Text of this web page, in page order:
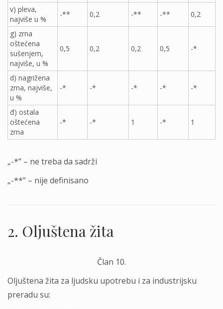
v) pleva,
najviše u %
-** 0,2 -** -** 0,2
g) zrna
oštećena
sušenjem,
najviše, u %
0,5 0,2 0,2 0,5 -*
d) nagrižena
zrna, najviše,
u %
-* -* -* -* -*
đ) ostala
oštećena
zrna
-* -* 1 -* 1
„-*” – ne treba da sadrži
„-**” – nije definisano
2. Olјuštena žita
Član 10.
Olјuštena žita za lјudsku upotrebu i za industrijsku
preradu su: